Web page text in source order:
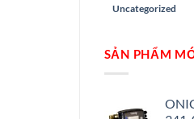
Uncategorized
SẢN PHẨM